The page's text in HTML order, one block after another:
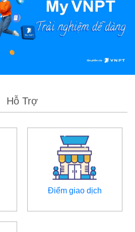
Hỗ Trợ
Điểm giao dịch